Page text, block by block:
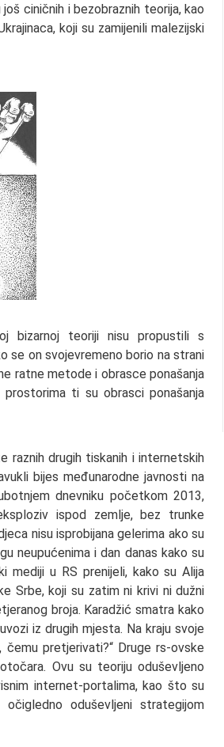
ciničnih i bezobraznih teorija, kao
koji su zamijenili malezijski
bizarnoj teoriji nisu propustili s
se on svojevremeno borio na strani
ratne metode i obrasce ponašanja
ti su obrasci ponašanja
raznih drugih tiskanih i internetskih
bijes međunarodne javnosti na
dnevniku početkom 2013,
ispod zemlje, bez trunke
nisu isprobijana gelerima ako su
neupućenima i dan danas kako su
mediji u RS prenijeli, kako su Alija
Srbe, koji su zatim ni krivi ni dužni
broja. Karadžić smatra kako
iz drugih mjesta. Na kraju svoje
pretjerivati?“ Druge rs-ovske
Ovu su teoriju oduševljeno
internet-portalima, kao što su
oduševljeni strategijom